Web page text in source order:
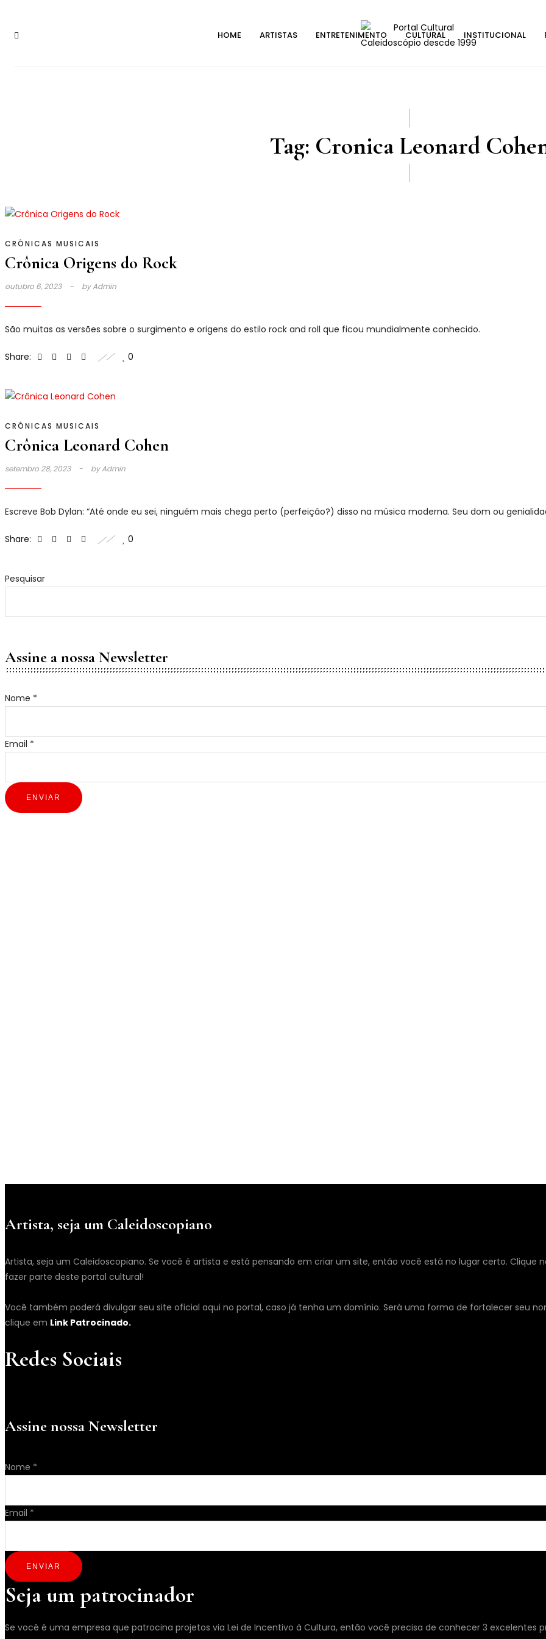
content
HOME ARTISTAS ENTRETENIMENTO CULTURAL INSTITUCIONAL
Tag: Cronica Leonard
CRÔNICAS MUSICAIS
Crônica Origens do Rock
outubro 6, 2023 byAdmin
São muitas as versões sobre o surgimento e origens do estilo rock and roll que ficou mundialmente conhecido.
Share: 0
CRÔNICAS MUSICAIS
Crônica Leonard Cohen
setembro 28, 2023 byAdmin
Escreve Bob Dylan: “Até onde eu sei, ninguém mais chega perto (perfeição?) disso na música moderna. Seu dom ou
Share: 0
Pesquisar
Assine a nossa Newsletter
Email
Nome *
Email *
ENVIAR
Artista, seja um Caleidoscopiano
Artista, seja um Caleidoscopiano. Se você é artista e está pensando em criar um site, então você está no lugar certo. Clique
fazer parte deste portal cultural!
Você também poderá divulgar seu site oficial aqui no portal, caso já tenha um domínio. Será uma forma de fortalecer seu
clique em Link Patrocinado.
Redes Sociais
Assine nossa Newsletter
Nome *
Email
Email *
ENVIAR
Seja um patrocinador
Se você é uma empresa que patrocina projetos via Lei de Incentivo à Cultura, então você precisa de conhecer 3 excelentes